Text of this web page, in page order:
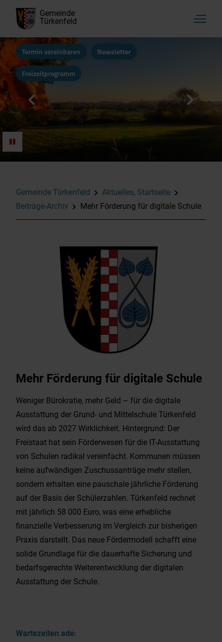
Gemeinde
Türkenfeld
Termin vereinbaren Newsletter
Freizeitprogramm
Wartezeiten ade:
Gemeinde Türkenfeld
Aktuelles, Startseite
Beiträge-Archiv
Mehr Förderung für digitale Schule
Mehr Förderung für digitale Schule
Weniger Bürokratie, mehr Geld – für die digitale
Ausstattung der Grund- und Mittelschule Türkenfeld
wird das ab 2027 Wirklichkeit. Hintergrund: Der
Freistaat hat sein Förderwesen für die IT-Ausstattung
von Schulen radikal vereinfacht. Kommunen müssen
keine aufwändigen Zuschussanträge mehr stellen,
sondern erhalten eine pauschale jährliche Förderung
auf der Basis der Schülerzahlen. Türkenfeld rechnet
mit jährlich 58 000 Euro, was eine erhebliche
finanzielle Verbesserung im Vergleich zur bisherigen
Praxis darstellt. Das neue Fördermodell schafft eine
solide Grundlage für die dauerhafte Sicherung und
bedarfsgerechte Weiterentwicklung der digitalen
Ausstattung der Schule.